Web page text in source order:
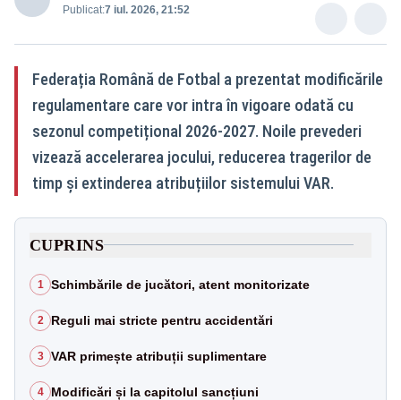
Publicat:7 iul. 2026, 21:52
Federația Română de Fotbal a prezentat modificările
regulamentare care vor intra în vigoare odată cu
sezonul competițional 2026-2027. Noile prevederi
vizează accelerarea jocului, reducerea tragerilor de
timp și extinderea atribuțiilor sistemului VAR.
CUPRINS
1 Schimbările de jucători, atent monitorizate
2 Reguli mai stricte pentru accidentări
3 VAR primește atribuții suplimentare
4 Modificări și la capitolul sancțiuni